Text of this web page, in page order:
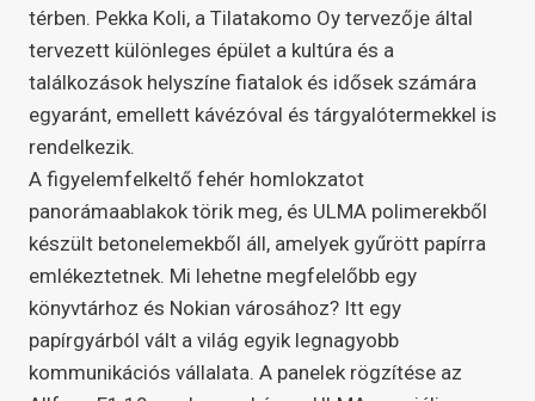
térben. Pekka Koli, a Tilatakomo Oy tervezője által
tervezett különleges épület a kultúra és a
találkozások helyszíne fiatalok és idősek számára
egyaránt, emellett kávézóval és tárgyalótermekkel is
rendelkezik.
A figyelemfelkeltő fehér homlokzatot
panorámaablakok törik meg, és ULMA polimerekből
készült betonelemekből áll, amelyek gyűrött papírra
emlékeztetnek. Mi lehetne megfelelőbb egy
könyvtárhoz és Nokian városához? Itt egy
papírgyárból vált a világ egyik legnagyobb
kommunikációs vállalata. A panelek rögzítése az